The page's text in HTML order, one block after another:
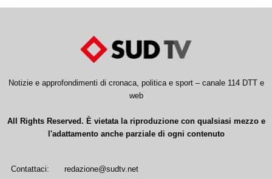
Notizie e approfondimenti di cronaca, politica e sport – canale 114 DTT e
web
All Rights Reserved. È vietata la riproduzione con qualsiasi mezzo e
l'adattamento anche parziale di ogni contenuto
Contattaci:
redazione@sudtv.net